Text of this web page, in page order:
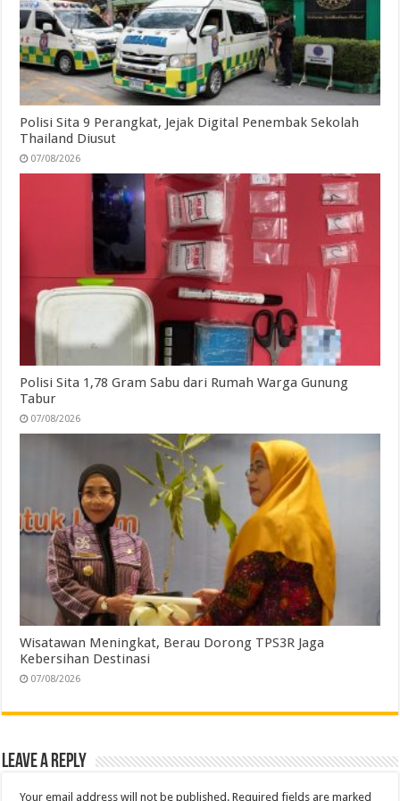
Polisi Sita 9 Perangkat, Jejak Digital Penembak Sekolah
Thailand Diusut
07/08/2026
Polisi Sita 1,78 Gram Sabu dari Rumah Warga Gunung
Tabur
07/08/2026
Wisatawan Meningkat, Berau Dorong TPS3R Jaga
Kebersihan Destinasi
07/08/2026
Leave a Reply
Your email address will not be published. Required fields are marked